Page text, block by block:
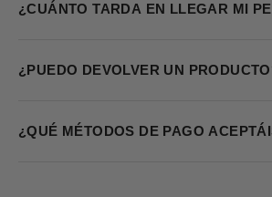
¿CUÁNTO TARDA EN LLEGAR MI
¿PUEDO DEVOLVER UN
¿QUÉ MÉTODOS DE PAGO